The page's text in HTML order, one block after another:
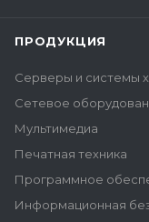
ПРОДУКЦИЯ
Серверы и системы
Сетевое
Мультимедиа
Печатная техника
Программное
Информационная